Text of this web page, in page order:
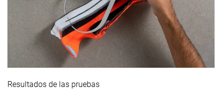
Resultados de las pruebas